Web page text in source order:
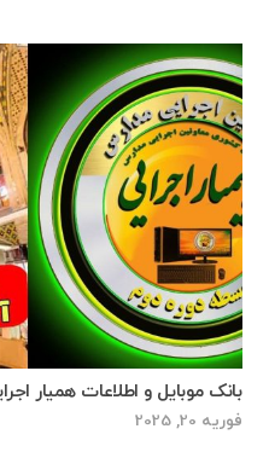
بانک موبایل و اطلاعات همیار
فوریه 20, 2025